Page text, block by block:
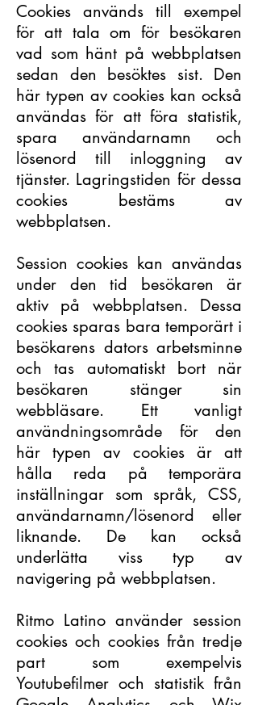
Cookies används till exempel
för att tala om för besökaren
vad som hänt på webbplatsen
sedan den besöktes sist. Den
här typen av cookies kan också
användas för att föra statistik,
spara användarnamn och
lösenord till inloggning av
tjänster. Lagringstiden för dessa
cookies bestäms av
webbplatsen.
Session cookies kan användas
under den tid besökaren är
aktiv på webbplatsen. Dessa
cookies sparas bara temporärt i
besökarens dators arbetsminne
och tas automatiskt bort när
besökaren stänger sin
webbläsare. Ett vanligt
användningsområde för den
här typen av cookies är att
hålla reda på temporära
inställningar som språk, CSS,
användarnamn/lösenord eller
liknande. De kan också
underlätta viss typ av
navigering på webbplatsen.
Ritmo Latino använder session
cookies och cookies från tredje
part som exempelvis
Youtubefilmer och statistik från